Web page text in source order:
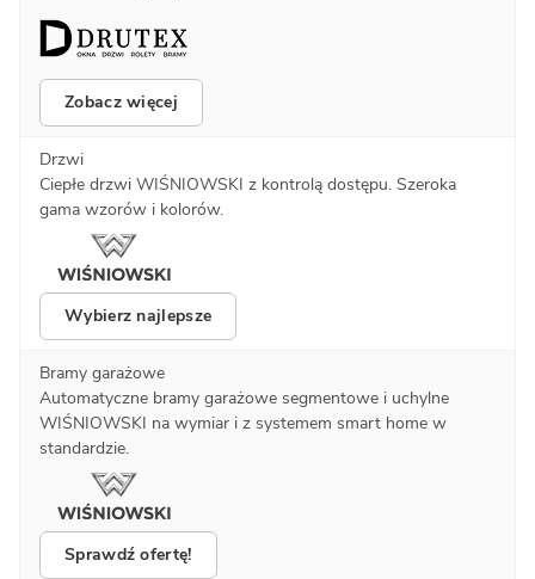
Zobacz więcej
Drzwi
Ciepłe drzwi WIŚNIOWSKI z kontrolą dostępu. Szeroka
gama wzorów i kolorów.
Wybierz najlepsze
Bramy garażowe
Automatyczne bramy garażowe segmentowe i uchylne
WIŚNIOWSKI na wymiar i z systemem smart home w
standardzie.
Sprawdź ofertę!